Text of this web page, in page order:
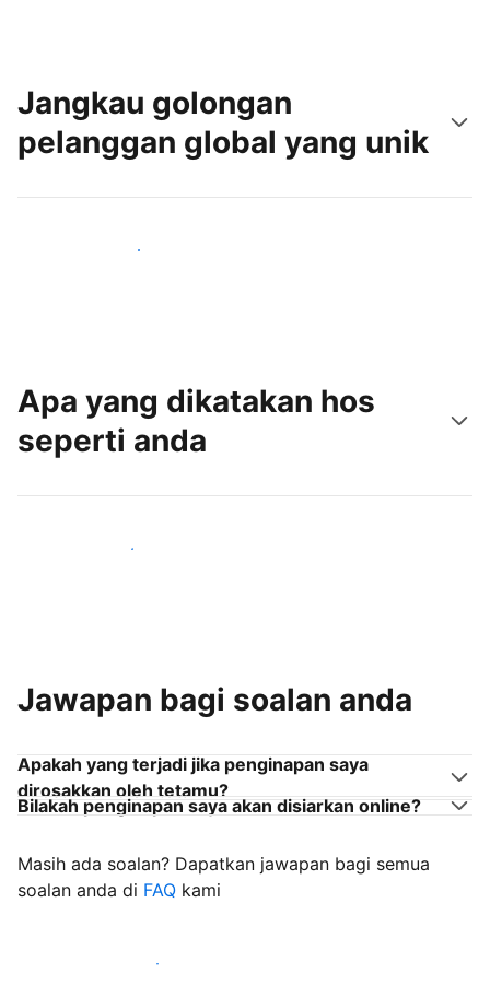
Jangkau golongan
pelanggan global yang unik
Tarik tetamu baru hari ini
Apa yang dikatakan hos
seperti anda
Sertai hos seperti anda
Jawapan bagi soalan anda
Apakah yang terjadi jika penginapan saya
dirosakkan oleh tetamu?
Bilakah penginapan saya akan disiarkan online?
Masih ada soalan? Dapatkan jawapan bagi semua
soalan anda di FAQ kami
Mula mengalu-alukan tetamu